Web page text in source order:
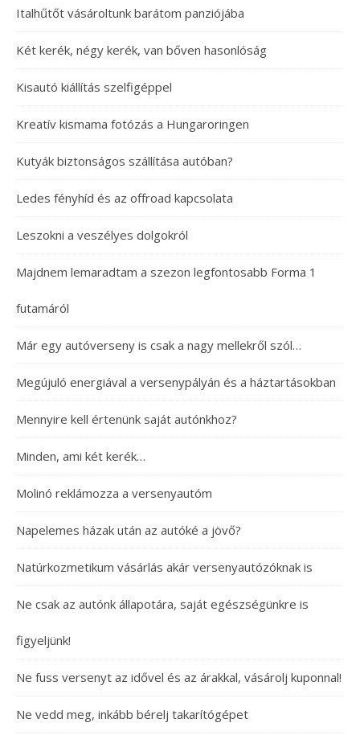
Italhűtőt vásároltunk barátom panziójába
Két kerék, négy kerék, van bőven hasonlóság
Kisautó kiállítás szelfigéppel
Kreatív kismama fotózás a Hungaroringen
Kutyák biztonságos szállítása autóban?
Ledes fényhíd és az offroad kapcsolata
Leszokni a veszélyes dolgokról
Majdnem lemaradtam a szezon legfontosabb Forma 1
futamáról
Már egy autóverseny is csak a nagy mellekről szól…
Megújuló energiával a versenypályán és a háztartásokban
Mennyire kell értenünk saját autónkhoz?
Minden, ami két kerék…
Molinó reklámozza a versenyautóm
Napelemes házak után az autóké a jövő?
Natúrkozmetikum vásárlás akár versenyautózóknak is
Ne csak az autónk állapotára, saját egészségünkre is
figyeljünk!
Ne fuss versenyt az idővel és az árakkal, vásárolj kuponnal!
Ne vedd meg, inkább bérelj takarítógépet